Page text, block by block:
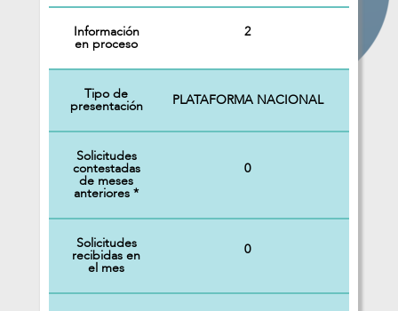
Información
en proceso
2
Tipo de
presentación PLATAFORMA NACIONAL
Solicitudes
contestadas
de meses
anteriores *
0
Solicitudes
recibidas en
el mes
0